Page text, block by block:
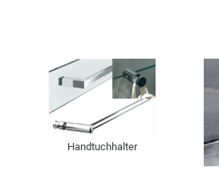
Handtuchhalter